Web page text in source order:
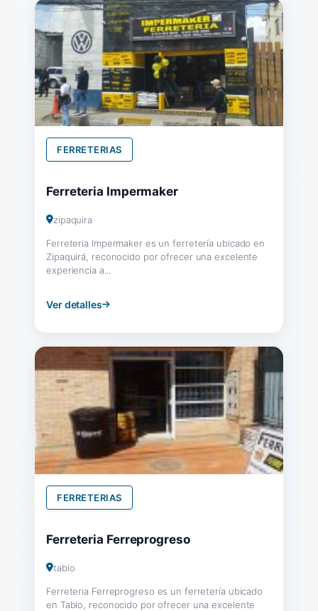
FERRETERIAS
Ferreteria Impermaker
zipaquira
Ferreteria Impermaker es un ferretería ubicado en
Zipaquirá, reconocido por ofrecer una excelente
experiencia a...
Ver detalles
FERRETERIAS
Ferreteria Ferreprogreso
tabio
Ferreteria Ferreprogreso es un ferretería ubicado
en Tabio, reconocido por ofrecer una excelente